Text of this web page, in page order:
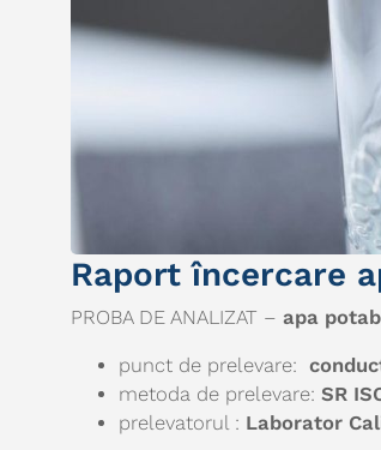
Raport încercare
PROBA DE ANALIZAT – apa
punct de prelevare:
metoda de prelevare: SR
prelevatorul : Laborator